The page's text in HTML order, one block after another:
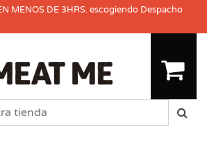
MENOS DE 3HRS. escogiendo Despacho